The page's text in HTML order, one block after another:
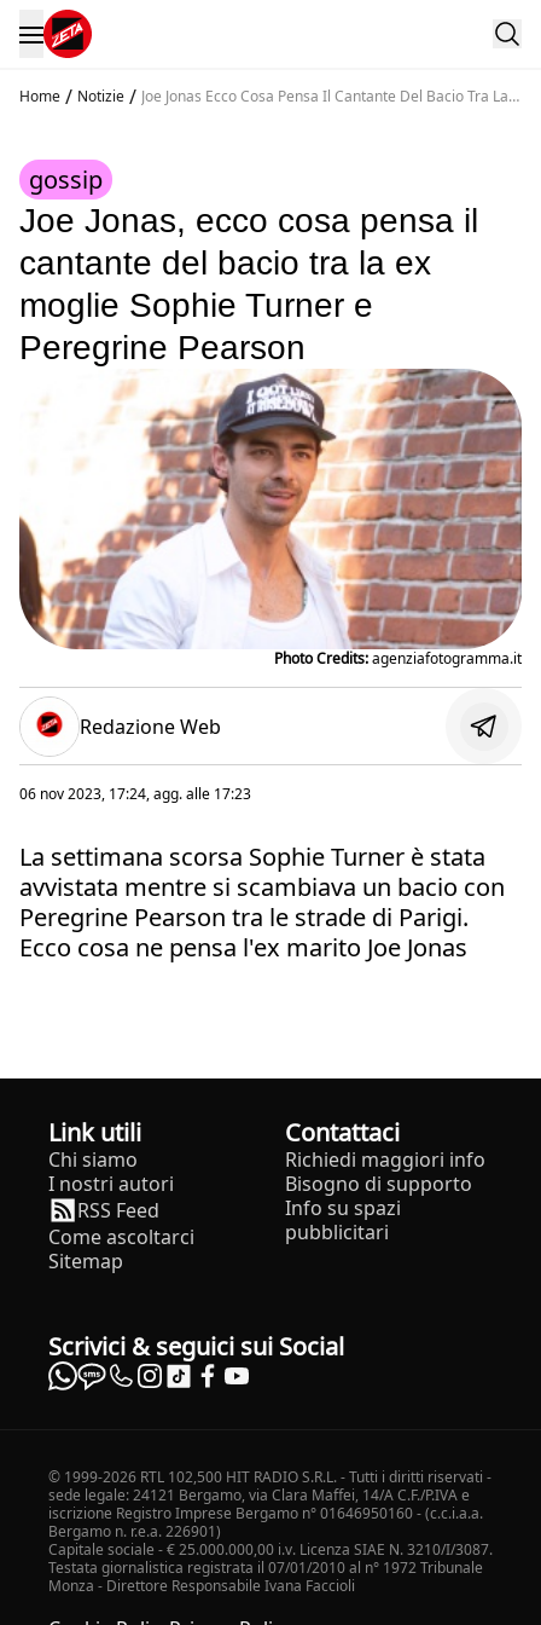
Home / Notizie / Joe Jonas Ecco Cosa Pensa Il Cantante Del Bacio Tra La
gossip
Joe Jonas, ecco cosa pensa il
cantante del bacio tra la ex
moglie Sophie Turner e
Peregrine Pearson
Photo Credits:agenziafotogramma.it
Redazione Web
06 nov 2023, 17:24, agg. alle 17:23
La settimana scorsa Sophie Turner è stata
avvistata mentre si scambiava un bacio con
Peregrine Pearson tra le strade di Parigi.
Ecco cosa ne pensa l'ex marito Joe Jonas
Link utili
Chi siamo
I nostri autori
RSS Feed
Come ascoltarci
Sitemap
Contattaci
Richiedi maggiori info
Bisogno di supporto
Info su spazi
pubblicitari
Scrivici & seguici sui Social
© 1999-2026 RTL 102,500 HIT RADIO S.R.L. - Tutti i diritti riservati -
sede legale: 24121 Bergamo, via Clara Maffei, 14/A C.F./P.IVA e
iscrizione Registro Imprese Bergamo n° 01646950160 - (c.c.i.a.a.
Bergamo n. r.e.a. 226901)
Capitale sociale - € 25.000.000,00 i.v. Licenza SIAE N. 3210/I/3087.
Testata giornalistica registrata il 07/01/2010 al n° 1972 Tribunale
Monza - Direttore Responsabile Ivana Faccioli